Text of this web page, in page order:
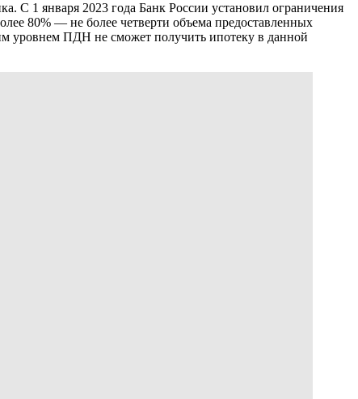
С 1 января 2023 года Банк России установил ограничения
80% — не более четверти объема предоставленных
уровнем ПДН не сможет получить ипотеку в данной